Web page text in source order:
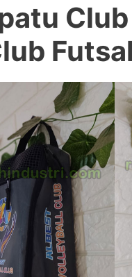
Futsal